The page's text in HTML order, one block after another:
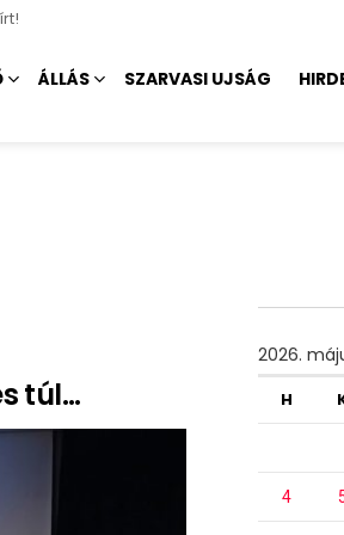
ÁLLÁS SZARVASI UJSÁG
túl…
2026.
H
4